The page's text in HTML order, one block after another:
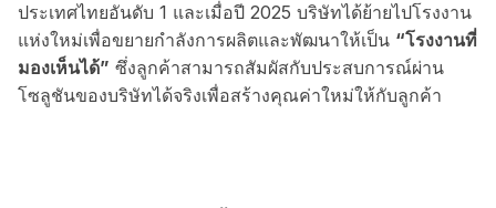
ประเทศไทยอันดับ 1 และเมื่อปี 2025 บริษัทได้ย้ายไปโรงงาน
แห่งใหม่เพื่อขยายกำลังการผลิตและพัฒนาให้เป็น “โรงงานที่
มองเห็นได้” ซึ่งลูกค้าสามารถสัมผัสกับประสบการณ์ผ่าน
โซลูชันของบริษัทได้จริงเพื่อสร้างคุณค่าใหม่ให้กับลูกค้า